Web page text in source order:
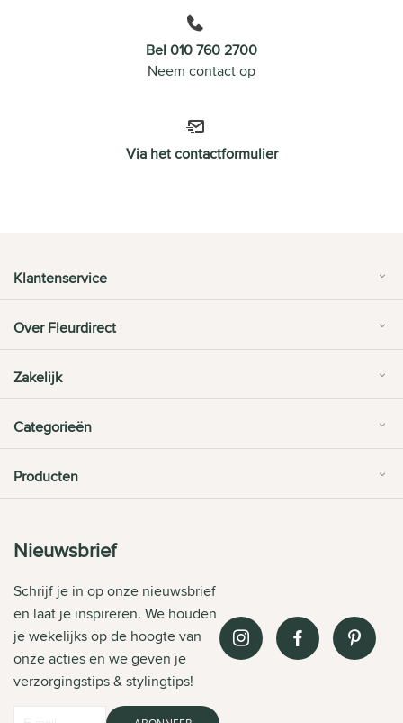
Bel 010 760 2700
Neem contact op
Via het contactformulier
Klantenservice
Over Fleurdirect
Zakelijk
Categorieën
Producten
Nieuwsbrief
Schrijf je in op onze nieuwsbrief
en laat je inspireren. We houden
je wekelijks op de hoogte van
onze acties en we geven je
verzorgingstips & stylingtips!